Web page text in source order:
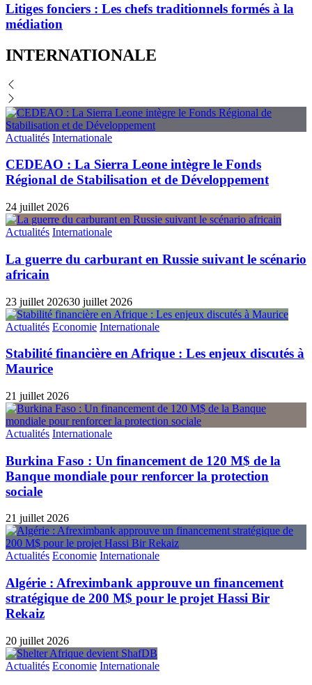
Litiges fonciers : Les chefs traditionnels formés à la
médiation
INTERNATIONALE
Actualités Internationale
CEDEAO : La Sierra Leone intègre le Fonds
Régional de Stabilisation et de Développement
24 juillet 2026
Actualités Internationale
La guerre du carburant en Russie suivant le scénario
africain
23 juillet 202630 juillet 2026
Actualités Economie Internationale
Stabilité financière en Afrique : Les enjeux discutés à
Maurice
21 juillet 2026
Actualités Internationale
Burkina Faso : Un financement de 120 M$ de la
Banque mondiale pour renforcer la protection
sociale
21 juillet 2026
Actualités Economie Internationale
Algérie : Afreximbank approuve un financement
stratégique de 200 M$ pour le projet Hassi Bir
Rekaiz
20 juillet 2026
Actualités Economie Internationale